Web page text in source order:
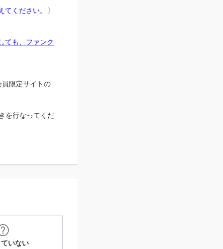
ください。 〕
ても、ファンク
限定サイトの
を行なってくだ
いない